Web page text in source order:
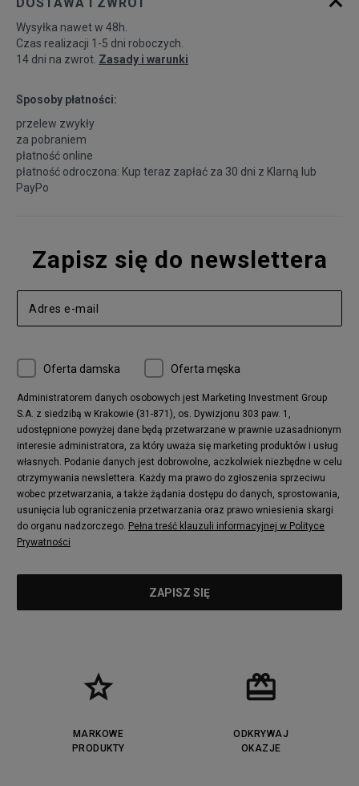
Wysyłka nawet w 48h.
Czas realizacji 1-5 dni roboczych.
14 dni na zwrot. Zasady i warunki
Sposoby płatności:
przelew zwykły
za pobraniem
płatność online
płatność odroczona: Kup teraz zapłać za 30 dni z Klarną lub
PayPo
Zapisz się do newslettera
Oferta damska Oferta męska
Administratorem danych osobowych jest Marketing Investment Group
S.A. z siedzibą w Krakowie (31-871), os. Dywizjonu 303 paw. 1,
udostępnione powyżej dane będą przetwarzane w prawnie uzasadnionym
interesie administratora, za który uważa się marketing produktów i usług
własnych. Podanie danych jest dobrowolne, aczkolwiek niezbędne w celu
otrzymywania newslettera. Każdy ma prawo do zgłoszenia sprzeciwu
wobec przetwarzania, a także żądania dostępu do danych, sprostowania,
usunięcia lub ograniczenia przetwarzania oraz prawo wniesienia skargi
do organu nadzorczego. Pełna treść klauzuli informacyjnej w Polityce
Prywatności
MARKOWE
PRODUKTY
ODKRYWAJ
OKAZJE